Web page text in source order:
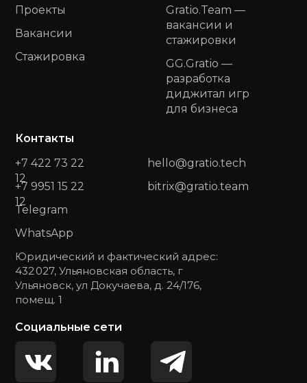
Юридический и фактический адрес:
432 027, Ульяновская область, г
Ульяновск, ул Докучаева, д. 24/176,
помещ. 1
WhatsApp
Telegram
+7 422 73 22
12
+7 9951 15 22
12
Контакты
Стажировка
Вакансии
Проекты
GG.Gratio —
разработка
диджитал игр
для бизнеса
Gratio.Team —
вакансии и
стажировки
Социальные сети
bitrix@gratio.team
hello@gratio.tech